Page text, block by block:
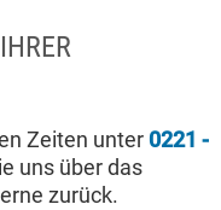
Zeiten unter 0221 -
uns über das
zurück.